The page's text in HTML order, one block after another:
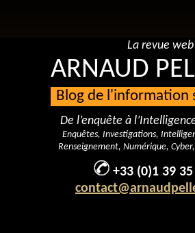
La revue web
ARNAUD
Blog de l'information
De l’enquête à
Enquêtes, Investigations,
Renseignement, Numérique, Cyber,
+33 (0)1 39